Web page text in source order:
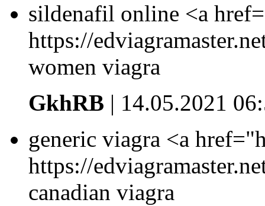
sildenafil online <a
https://
women viagra
GkhRB | 14.05.2021
generic viagra <a
https://
canadian viagra